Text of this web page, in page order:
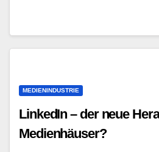
MEDIENINDUSTRIE
LinkedIn – der neue
Medienhäuser?